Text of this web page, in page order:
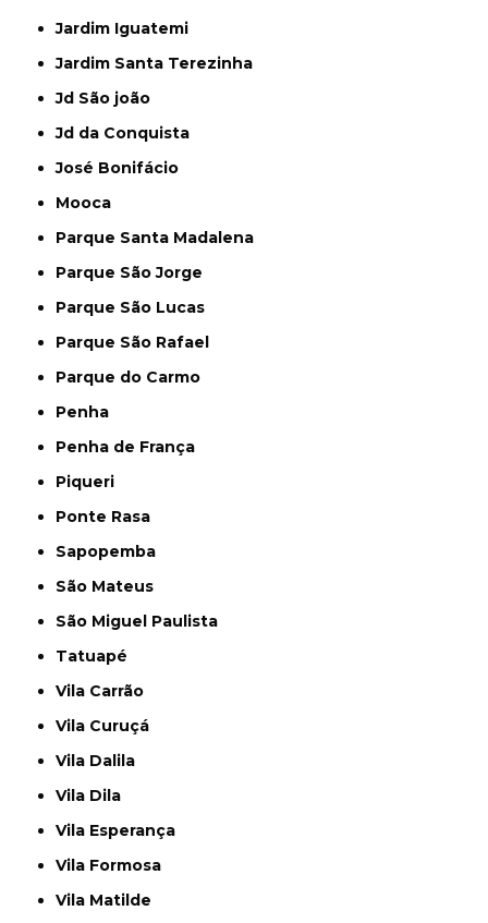
Jardim Iguatemi
Jardim Santa Terezinha
Jd São joão
Jd da Conquista
José Bonifácio
Mooca
Parque Santa Madalena
Parque São Jorge
Parque São Lucas
Parque São Rafael
Parque do Carmo
Penha
Penha de França
Piqueri
Ponte Rasa
Sapopemba
São Mateus
São Miguel Paulista
Tatuapé
Vila Carrão
Vila Curuçá
Vila Dalila
Vila Dila
Vila Esperança
Vila Formosa
Vila Matilde